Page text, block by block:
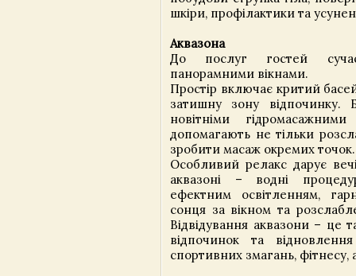
шкіри, профілактики та
Аквазона
До послуг гостей
панорамними вікнами.
Простір включає критий
затишну зону відпочинку.
новітніми
допомагають не тільки
зробити масаж окремих точок.
Особливий релакс дарує
аквазоні – водні
ефектним освітленням,
сонця за вікном та
Відвідування аквазони – це
відпочинок та
спортивних змагань, фітнесу,